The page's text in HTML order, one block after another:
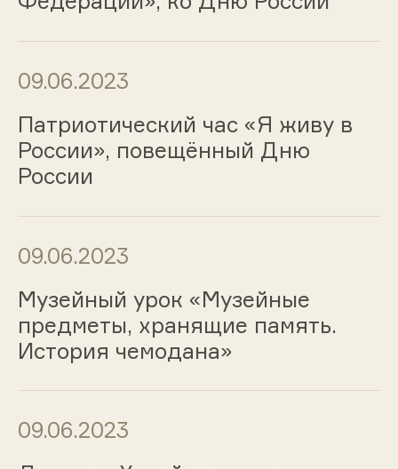
09.06.2023
Патриотический час «Я живу в
России», повещённый Дню
России
09.06.2023
Музейный урок «Музейные
предметы, хранящие память.
История чемодана»
09.06.2023